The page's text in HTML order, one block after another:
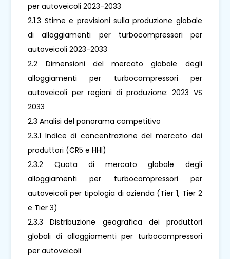
per autoveicoli 2023-2033
2.1.3 Stime e previsioni sulla produzione globale
di alloggiamenti per turbocompressori per
autoveicoli 2023-2033
2.2 Dimensioni del mercato globale degli
alloggiamenti per turbocompressori per
autoveicoli per regioni di produzione: 2023 VS
2033
2.3 Analisi del panorama competitivo
2.3.1 Indice di concentrazione del mercato dei
produttori (CR5 e HHI)
2.3.2 Quota di mercato globale degli
alloggiamenti per turbocompressori per
autoveicoli per tipologia di azienda (Tier 1, Tier 2
e Tier 3)
2.3.3 Distribuzione geografica dei produttori
globali di alloggiamenti per turbocompressori
per autoveicoli